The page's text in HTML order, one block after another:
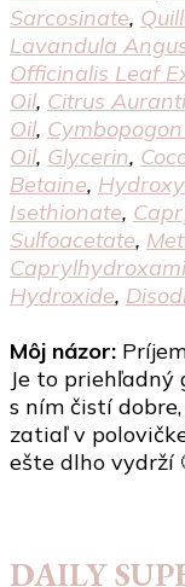
Sarcosinate,
Lavandula
Officinalis Leaf
Oil, Citrus
Oil,
Oil, Glycerin,
Betaine,
Isethionate,
Sulfoacetate,
Hydroxide,
Môj názor:
Je to priehľadný
s ním čistí
zatiaľ v
ešte dlho vydrží
DAILY